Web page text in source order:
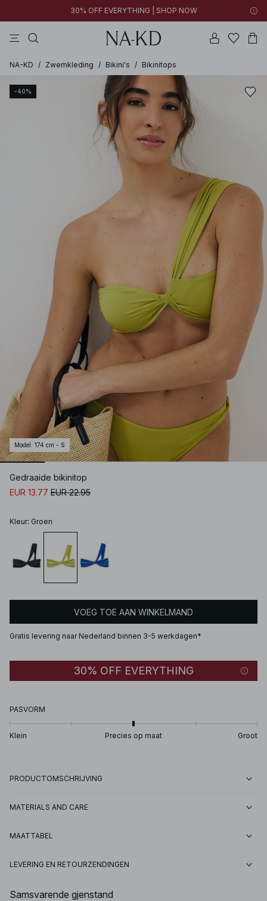
30% OFF EVERYTHING | SHOP NOW
NA-KD / Zwemkleding / Bikini's / Bikinitops
-40%
Model : 174 cm - S
Gedraaide bikinitop
EUR 13.77 EUR 22.95
Kleur: Groen
VOEG TOE AAN WINKELMAND
Gratis levering naar Nederland binnen 3-5 werkdagen*
30% OFF EVERYTHING
PASVORM
Klein Precies op maat Groot
PRODUCTOMSCHRIJVING
MATERIALS AND CARE
MAATTABEL
LEVERING EN RETOURZENDINGEN
Samsvarende gjenstand